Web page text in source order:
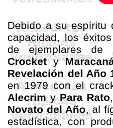
Debido a su espíritu
capacidad, los
de ejemplares de
Crocket y
Revelación del Año
en 1979 con el
AlecrimyPara Rato,
Novato del Año, al
estadística, con